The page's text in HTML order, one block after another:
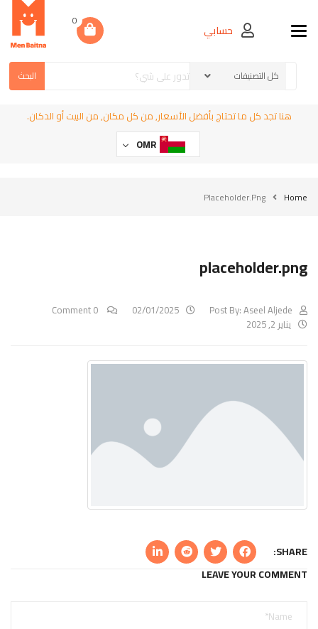
Toggle navigationحسابي
0
البحث
هنا تجد كل ما تحتاج بأفضل الأسعار, من كل مكان, من البيت أو الدكان.
OMR
Home
Placeholder.png
placeholder.png
Post By:Aseel Aljede
02/01/2025
يناير 2, 2025
SHARE:
LEAVE YOUR COMMENT